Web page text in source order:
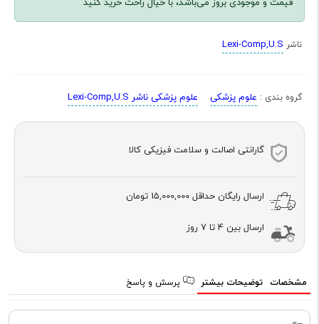
قیمت و موجودی بروز می‌باشد، با خیال راحت خرید کنید
ناشر Lexi-Comp,U.S
گروه بندی : علوم پزشکی علوم پزشکی ناشر Lexi-Comp,U.S
گارانتی اصالت و سلامت فیزیکی کالا
ارسال رایگان حداقل 15,000,000 تومان
ارسال بین 4 تا 7 روز
مشخصات توضیحات بیشتر پرسش و پاسخ